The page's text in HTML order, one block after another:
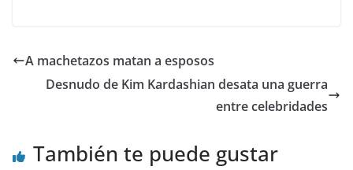
A machetazos matan a esposos
Desnudo de Kim Kardashian desata una guerra
entre celebridades
También te puede gustar